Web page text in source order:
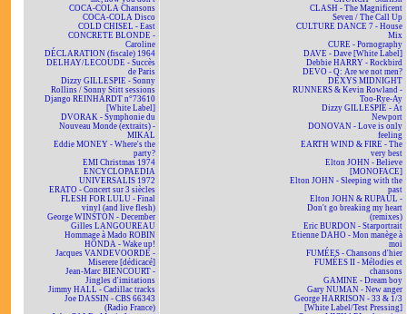
COCA-COLA Chansons
COCA-COLA Disco
COLD CHISEL - East
CONCRETE BLONDE -
Caroline
DÉCLARATION (fiscale) 1964
DELHAY/LECOUDE - Succès
de Paris
Dizzy GILLESPIE - Sonny
Rollins / Sonny Stitt sessions
Django REINHARDT n°73610
[White Label]
DVORAK - Symphonie du
Nouveau Monde (extraits) -
MIKAL
Eddie MONEY - Where's the
party?
EMI Christmas 1974
ENCYCLOPAEDIA
UNIVERSALIS 1972
ERATO - Concert sur 3 siècles
FLESH FOR LULU - Final
vinyl (and live flesh)
George WINSTON - December
Gilles LANGOUREAU
Hommage à Mado ROBIN
HONDA - Wake up!
Jacques VANDEVOORDE -
Miserere [dédicacé]
Jean-Marc BIENCOURT -
Jingles d'imitations
Jimmy HALL - Cadillac tracks
Joe DASSIN - CBS 66343
(Radio France)
CLASH - The Magnificent
Seven / The Call Up
CULTURE DANCE 7 - House
Mix
CURE - Pornography
DAVE - Dave [White Label]
Debbie HARRY - Rockbird
DEVO - Q: Are we not men?
DEXYS MIDNIGHT
RUNNERS & Kevin Rowland -
Too-Rye-Ay
Dizzy GILLESPIE - At
Newport
DONOVAN - Love is only
feeling
EARTH WIND & FIRE - The
very best
Elton JOHN - Believe
[MONOFACE]
Elton JOHN - Sleeping with the
past
Elton JOHN & RUPAUL -
Don't go breaking my heart
(remixes)
Eric BURDON - Starportrait
Etienne DAHO - Mon manège à
moi
FUMÉES - Chansons d'hier
FUMÉES II - Mélodies et
chansons
GAMINE - Dream boy
Gary NUMAN - New anger
George HARRISON - 33 & 1/3
[White Label/Test Pressing]